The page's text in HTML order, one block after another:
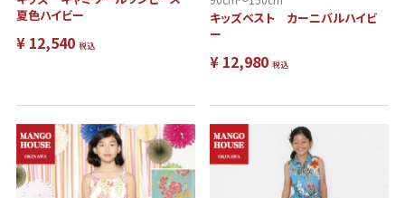
夏色ハイビー
¥ 12,540 税込
キッズベスト カーニバルハイビ
ー
¥ 12,980 税込